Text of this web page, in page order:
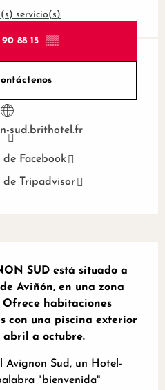
servicio(s)
88 15 ▒▒
sud.brithotel.fr
de Facebook
de Tripadvisor
SUD está situado a
Aviñón, en una zona
habitaciones
con una piscina exterior
abril a octubre.
Avignon Sud, un Hotel-
"bienvenida"